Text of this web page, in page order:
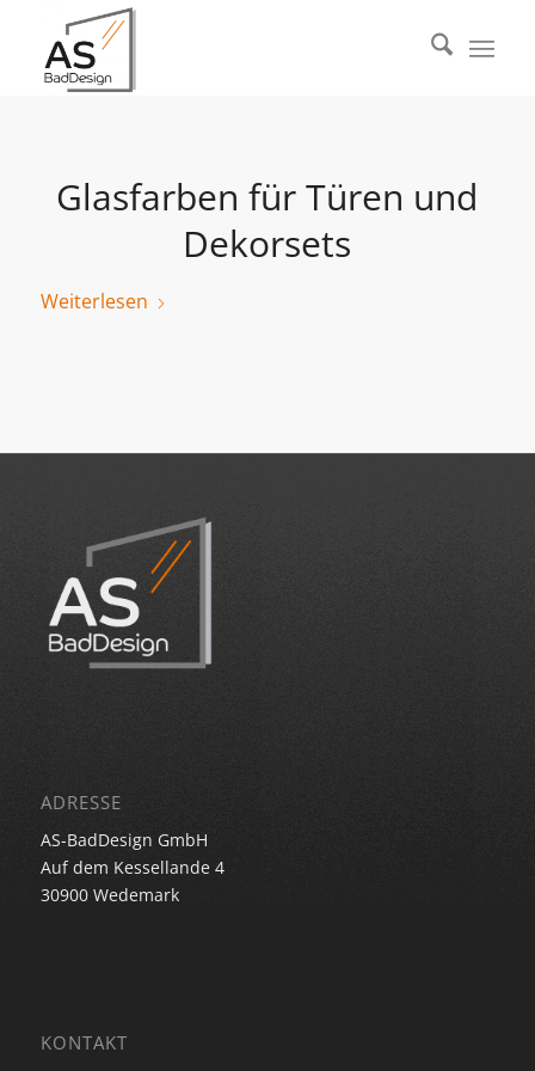
Glasfarben für Türen und
Dekorsets
Weiterlesen
ADRESSE
AS-BadDesign GmbH
Auf dem Kessellande 4
30900 Wedemark
KONTAKT